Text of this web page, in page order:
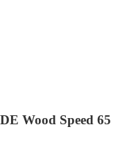
Wood Speed 65